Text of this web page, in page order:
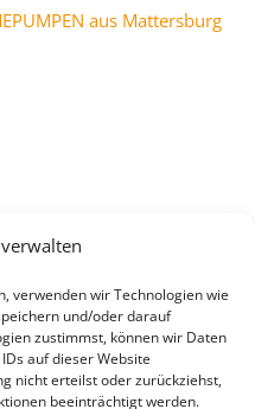
verwenden wir Technologien wie
und/oder darauf
zustimmst, können wir Daten
auf dieser Website
nicht erteilst oder zurückziehst,
beeinträchtigt werden.
aus Mattersburg